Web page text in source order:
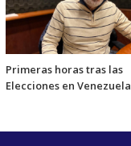
Primeras horas tras las
Elecciones en Venezuela